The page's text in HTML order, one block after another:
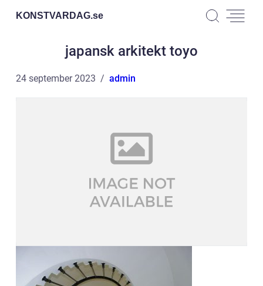
KONSTVARDAG.se
japansk arkitekt toyo
24 september 2023 admin